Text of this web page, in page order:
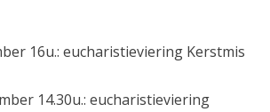
16u.: eucharistieviering Kerstmis
14.30u.: eucharistieviering